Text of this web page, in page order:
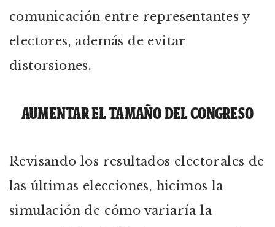
comunicación entre representantes y
electores, además de evitar
distorsiones.
AUMENTAR EL TAMAÑO DEL CONGRESO
Revisando los resultados electorales de
las últimas elecciones, hicimos la
simulación de cómo variaría la